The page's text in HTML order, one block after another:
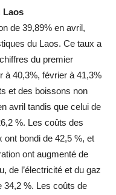
Laos
de 39,89% en avril,
du Laos. Ce taux a
du premier
à 40,3%, février à 41,3%
et des boissons non
avril tandis que celui de
%. Les coûts des
bondi de 42,5 %, et
ont augmenté de
de l’électricité et du gaz
34,2 %. Les coûts de